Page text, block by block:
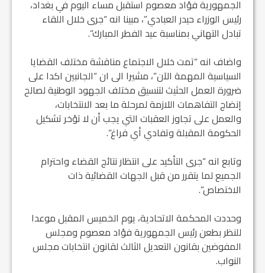
الجمهورية فؤاد معصوم استقبل مساء اليوم في بغداد،
رئيس الوزراء حيدر العبادي”، مبينا انه “جرى خلال اللقاء
تبادل التهاني بمناسبة عيد الفطر المبارك”.
واضاف انه “تمت خلال الاجتماع مناقشة مختلف القضايا
السياسية المهمة الآن”، مشيرا الى ان “الجانبين اكدا على
ضرورة العمل الحثيث لتنسيق مختلف الجهود الوطنية لصالح
إنضاج التفاهمات اللازمة لمرحلة ما بعد الانتخابات،
والعمل على تجاوز العقبات التي يجب أن لا تؤخر تشكيل
الحكومة المقبلة وتفادي أي فراغ”.
وتابع انه “جرى التأكيد على انتظار نتائج القضاء واحترام
الجميع لما يتقرر من قبل الجهات القضائية ذات
الاختصاص”.
وحددت المحكمة الاتحادية، يوم الخميس المقبل موعدا
للنظر بطعن رئيس الجمهورية فؤاد معصوم ومجلس
المفوضين بقانون التعديل الثالث لقانون انتخابات مجلس
النواب.